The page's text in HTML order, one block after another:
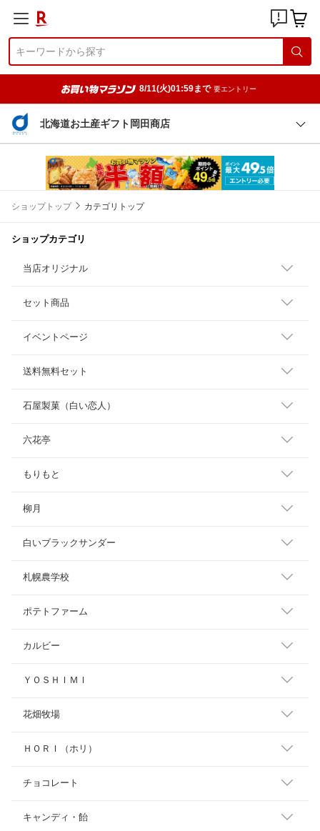
8/11(火)01:59まで 要エントリー
北海道お土産ギフト岡田商店
ショップトップ カテゴリトップ
ショップカテゴリ
当店オリジナル
セット商品
イベントページ
送料無料セット
石屋製菓（白い恋人）
六花亭
もりもと
柳月
白いブラックサンダー
札幌農学校
ポテトファーム
カルビー
ＹＯＳＨＩＭＩ
花畑牧場
ＨＯＲＩ（ホリ）
チョコレート
キャンディ・飴